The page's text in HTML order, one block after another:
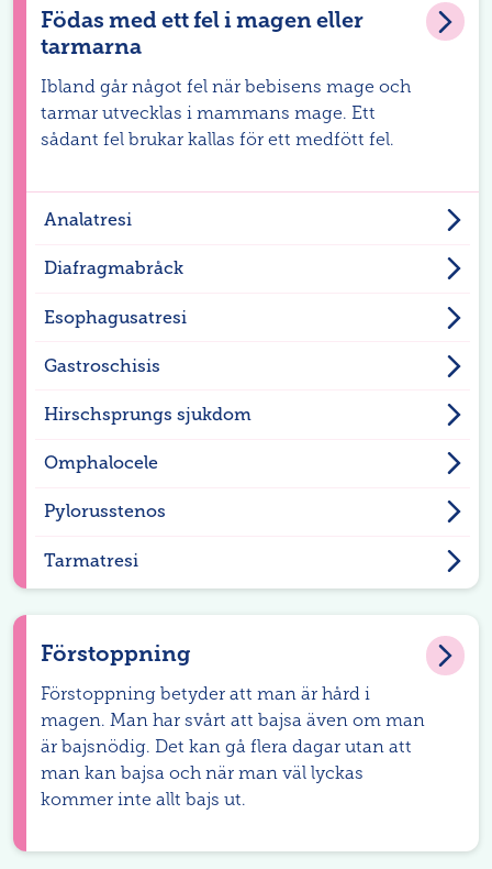
Födas med ett fel i magen eller
tarmarna
Ibland går något fel när bebisens mage och
tarmar utvecklas i mammans mage. Ett
sådant fel brukar kallas för ett medfött fel.
Analatresi
Diafragmabråck
Esophagusatresi
Gastroschisis
Hirschsprungs sjukdom
Omphalocele
Pylorusstenos
Tarmatresi
Förstoppning
Förstoppning betyder att man är hård i
magen. Man har svårt att bajsa även om man
är bajsnödig. Det kan gå flera dagar utan att
man kan bajsa och när man väl lyckas
kommer inte allt bajs ut.